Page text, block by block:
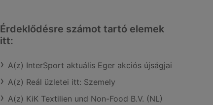
Érdeklődésre számot tartó elemek
itt:
A(z) InterSport aktuális Eger akciós újságjai
A(z) Reál üzletei itt: Szemely
A(z) KiK Textilien und Non-Food B.V. (NL)